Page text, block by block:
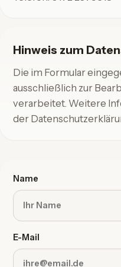
Hinweis zum
Die im Formular
ausschließlich zur
verarbeitet. Weitere
der
Name
E-Mail